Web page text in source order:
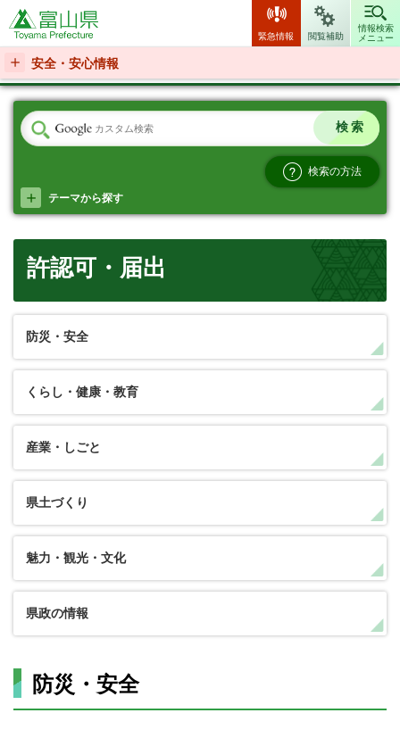
富山県
緊急情報 閲覧補助
情報検索
メニュー
安全・安心情報
検索の方法
テーマから探す
許認可・届出
防災・安全
くらし・健康・教育
産業・しごと
県土づくり
魅力・観光・文化
県政の情報
防災・安全